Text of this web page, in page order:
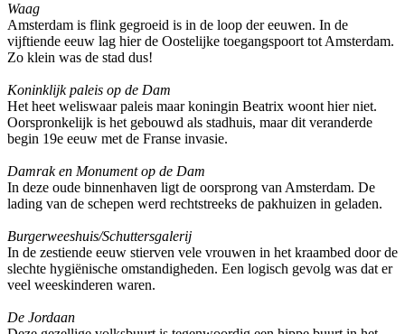
Waag
Amsterdam is flink gegroeid is in de loop der eeuwen. In de
vijftiende eeuw lag hier de Oostelijke toegangspoort tot Amsterdam.
Zo klein was de stad dus!
Koninklijk paleis op de Dam
Het heet weliswaar paleis maar koningin Beatrix woont hier niet.
Oorspronkelijk is het gebouwd als stadhuis, maar dit veranderde
begin 19e eeuw met de Franse invasie.
Damrak en Monument op de Dam
In deze oude binnenhaven ligt de oorsprong van Amsterdam. De
lading van de schepen werd rechtstreeks de pakhuizen in geladen.
Burgerweeshuis/Schuttersgalerij
In de zestiende eeuw stierven vele vrouwen in het kraambed door de
slechte hygiënische omstandigheden. Een logisch gevolg was dat er
veel weeskinderen waren.
De Jordaan